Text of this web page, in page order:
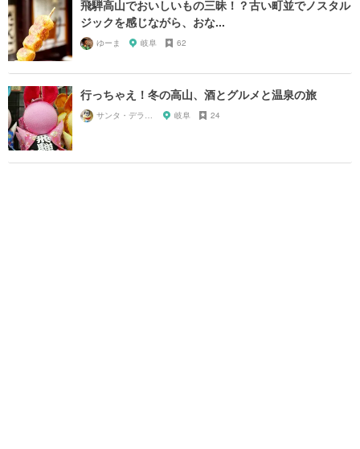
飛騨高山でおいしいもの三昧！？古い町並でノスタル
ジックを感じながら、おな...
ゆーま 岐阜 62
行っちゃえ！冬の高山、酒とグルメと温泉の旅
岐阜 24